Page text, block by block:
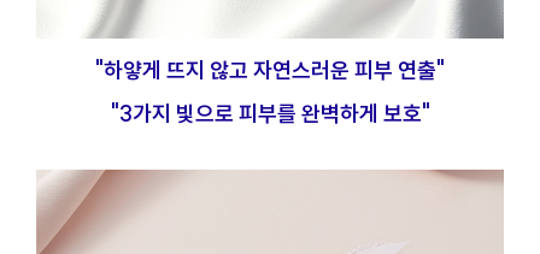
"하얗게 뜨지 않고 자연스러운 피부 연출"
"3가지 빛으로 피부를 완벽하게 보호"